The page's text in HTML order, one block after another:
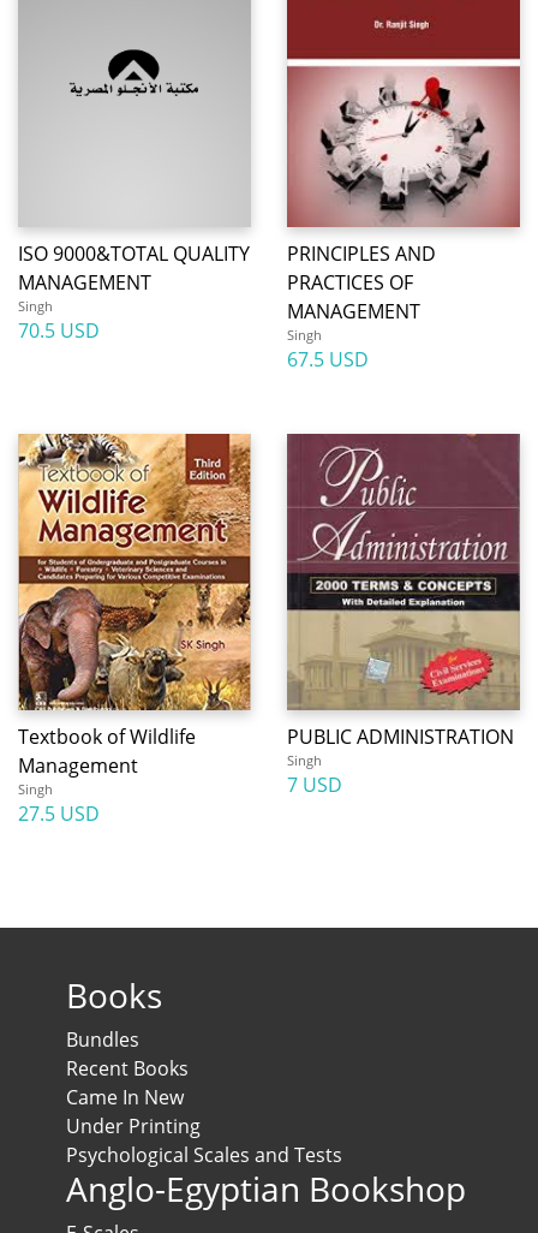
ISO 9000&TOTAL QUALITY
MANAGEMENT
Singh
70.5 USD
PRINCIPLES AND
PRACTICES OF
MANAGEMENT
Singh
67.5 USD
Textbook of Wildlife
Management
Singh
27.5 USD
PUBLIC ADMINISTRATION
Singh
7 USD
Books
Bundles
Recent Books
Came In New
Under Printing
Psychological Scales and Tests
Anglo-Egyptian Bookshop